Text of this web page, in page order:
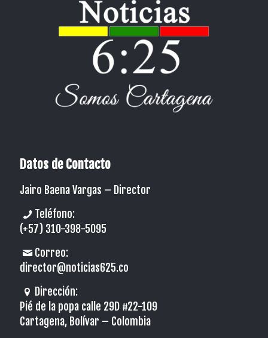
Datos de Contacto
Jairo Baena Vargas – Director
Teléfono:
(+57) 310-398-5095
Correo:
director@noticias625.co
Dirección:
Pié de la popa calle 29D #22-109
Cartagena, Bolívar – Colombia